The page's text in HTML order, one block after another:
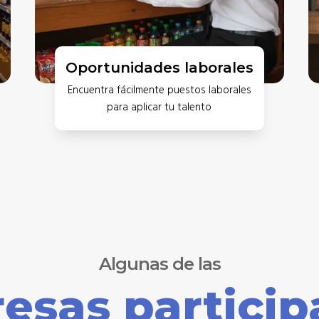
Oportunidades laborales
Encuentra fácilmente puestos laborales
para aplicar tu talento
Algunas de las